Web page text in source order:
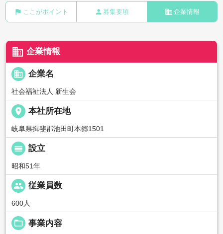
flag ここがポイント person 募集要項 business 企業情報
business 企業情報
business 企業名
社会福祉法人 新生会
place 本社所在地
岐阜県揖斐郡池田町本郷1501
calendar_view_day 設立
昭和51年
people 従業員数
600人
folder_open 事業内容